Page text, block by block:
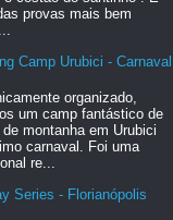
provas mais bem
Camp Urubici - Carnaval
organizado,
um camp fantástico de
de montanha em Urubici
carnaval. Foi uma
re...
Series - Florianópolis